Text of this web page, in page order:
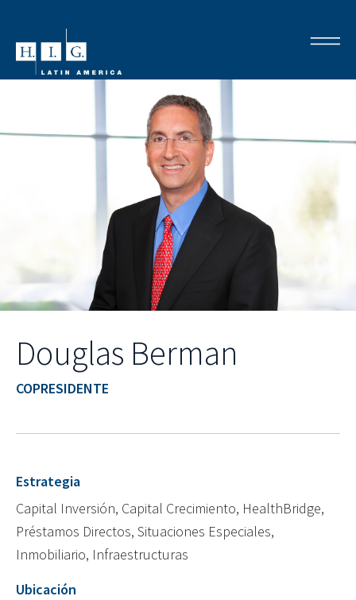
Douglas Berman
COPRESIDENTE
Estrategia
Capital Inversión, Capital Crecimiento, HealthBridge,
Préstamos Directos, Situaciones Especiales,
Inmobiliario, Infraestructuras
Ubicación